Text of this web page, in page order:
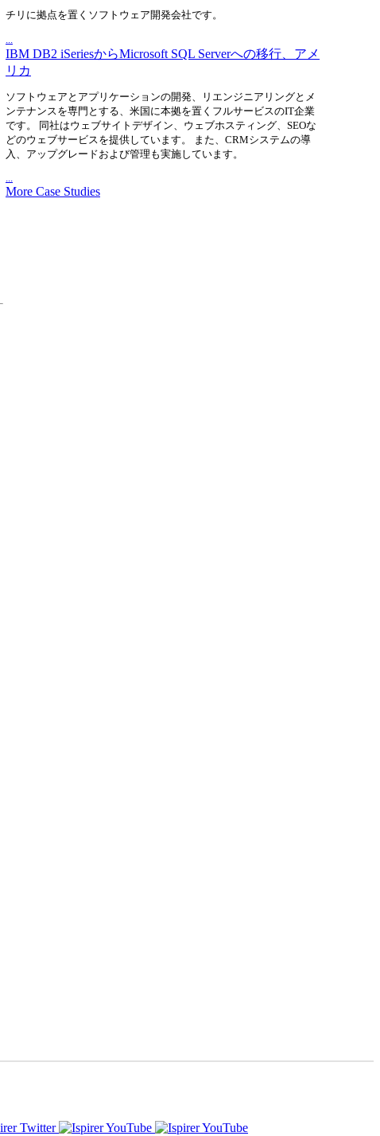
チリに拠点を置くソフトウェア開発会社です。
IBM DB2 iSeriesからMicrosoft SQL Serverへの移行、アメ
リカ
ソフトウェアとアプリケーションの開発、リエンジニアリングとメ
ンテナンスを専門とする、米国に本拠を置くフルサービスのIT企業
です。 同社はウェブサイトデザイン、ウェブホスティング、SEOな
どのウェブサービスを提供しています。 また、CRMシステムの導
入、アップグレードおよび管理も実施しています。
...
More Case Studies